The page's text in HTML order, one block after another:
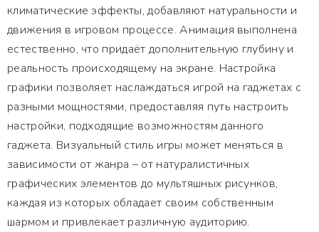
климатические эффекты, добавляют натуральности и
движения в игровом процессе. Анимация выполнена
естественно, что придаёт дополнительную глубину и
реальность происходящему на экране. Настройка
графики позволяет наслаждаться игрой на гаджетах с
разными мощностями, предоставляя путь настроить
настройки, подходящие возможностям данного
гаджета. Визуальный стиль игры может меняться в
зависимости от жанра – от натуралистичных
графических элементов до мультяшных рисунков,
каждая из которых обладает своим собственным
шармом и привлекает различную аудиторию.